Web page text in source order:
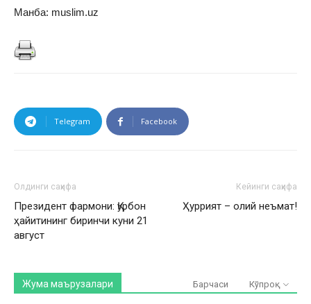
Манба: muslim.uz
Telegram Facebook
Олдинги саҳифа
Президент фармони: Қурбон
ҳайитининг биринчи куни 21
август
Кейинги саҳифа
Ҳуррият – олий неъмат!
Жума маърузалари Барчаси Кўпроқ